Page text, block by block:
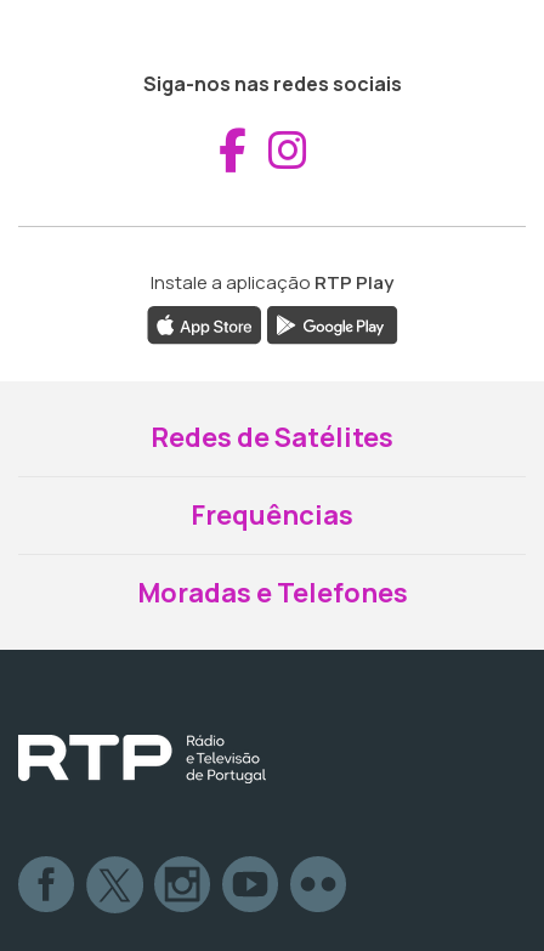
Siga-nos nas redes sociais
Aceder ao
Instale a aplicação RTP Play
Redes de Satélites
Frequências
Moradas e Telefones